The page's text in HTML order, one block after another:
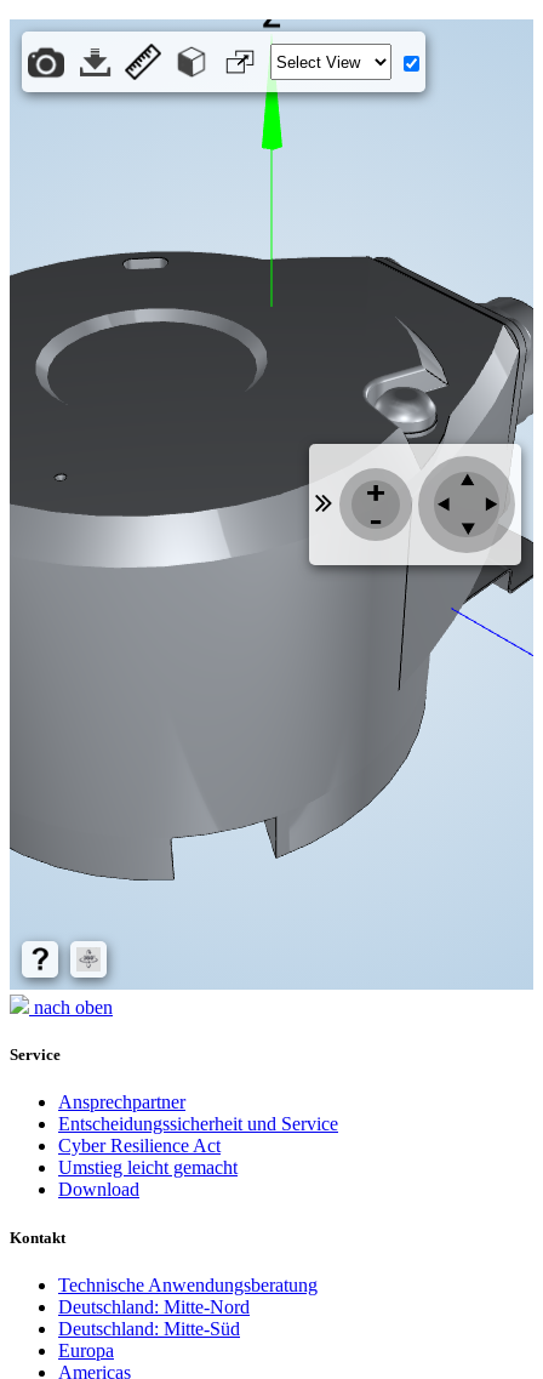
nach oben
Service
Ansprechpartner
Entscheidungssicherheit und Service
Cyber Resilience Act
Umstieg leicht gemacht
Download
Kontakt
Technische Anwendungsberatung
Deutschland: Mitte-Nord
Deutschland: Mitte-Süd
Europa
Americas